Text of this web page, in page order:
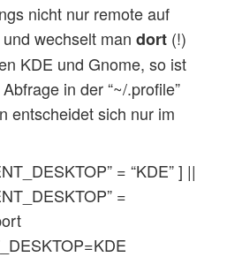
nicht nur remote auf
und wechselt mandort (!)
KDE und Gnome, so ist
in der “~/.profile”
entscheidet sich nur im
= “KDE” ] ||
=